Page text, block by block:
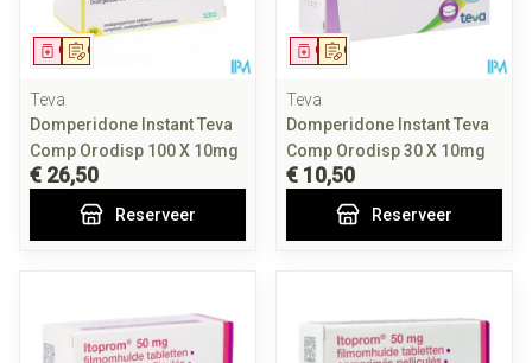
Op voorschrift
Geneesmiddel
Teva
Domperidone Instant Teva
Comp Orodisp 100 X 10mg
€ 26,50
Reserveer
Op voorschrift
Geneesmiddel
Teva
Domperidone Instant Teva
Comp Orodisp 30 X 10mg
€ 10,50
Reserveer